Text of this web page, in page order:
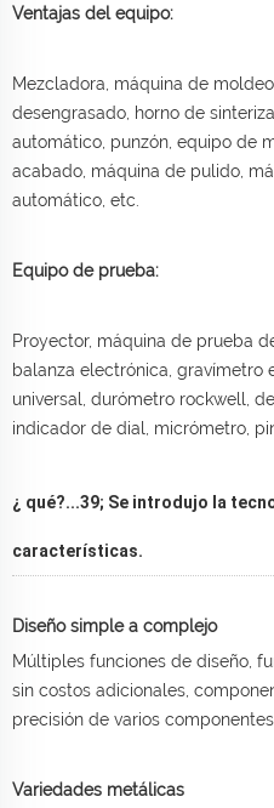
Ventajas del equipo:
Mezcladora, máquina de
desengrasado, horno de
automático, punzón, equipo de
acabado, máquina de pulido,
automático, etc.
Equipo de prueba:
Proyector, máquina de prueba
balanza electrónica, gravímetro
universal, durómetro rockwell,
indicador de dial, micrómetro,
¿ qué?...39; Se introdujo la
características.
Diseño simple a complejo
Múltiples funciones de diseño,
sin costos adicionales,
precisión de varios componentes
Variedades metálicas